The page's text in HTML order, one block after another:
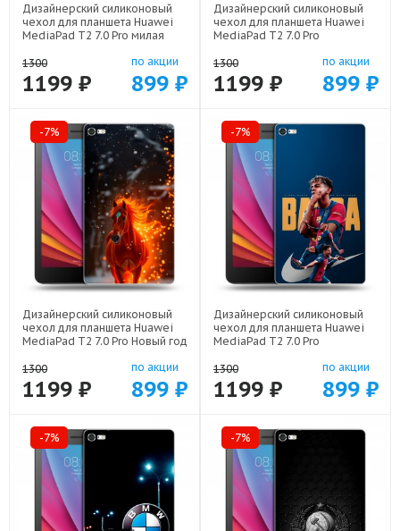
Дизайнерский силиконовый
чехол для планшета Huawei
MediaPad T2 7.0 Pro милая
1300
1199 ₽
по акции
899 ₽
Дизайнерский силиконовый
чехол для планшета Huawei
MediaPad T2 7.0 Pro
44194-22332
1300
1199 ₽
по акции
899 ₽
-7%
Дизайнерский силиконовый
чехол для планшета Huawei
MediaPad T2 7.0 Pro Новый год
1300
1199 ₽
по акции
899 ₽
-7%
Дизайнерский силиконовый
чехол для планшета Huawei
MediaPad T2 7.0 Pro
44194-22552
1300
1199 ₽
по акции
899 ₽
-7% -7%